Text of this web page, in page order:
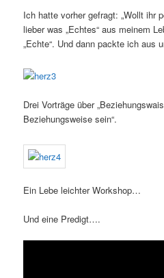
Ich hatte vorher gefragt: „Wollt ihr
lieber was „Echtes“ aus meinem
„Echte“. Und dann packte ich aus
Drei Vorträge über
Beziehungsweise sein“.
Ein Lebe leichter Workshop…
Und eine Predigt….